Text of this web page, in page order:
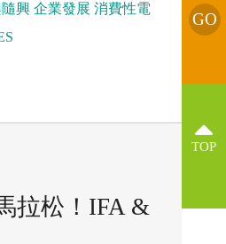
興 企業發展 消費性電
拉松！IFA &
GO
TOP